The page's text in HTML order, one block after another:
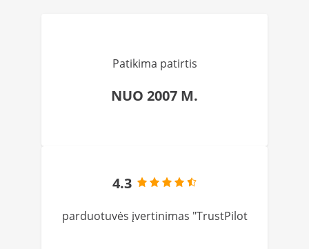
Patikima patirtis
NUO 2007 M.
4.3
parduotuvės įvertinimas "TrustPilot